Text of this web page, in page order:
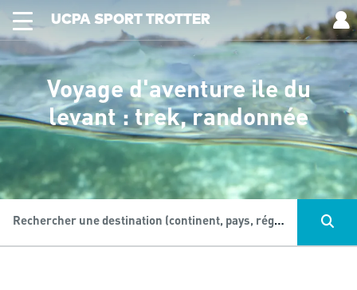
UCPA SPORT TROTTER
Voyage d'aventure ile du
levant : trek, randonnée
Rechercher une destination (continent, pays, région...), une activité...